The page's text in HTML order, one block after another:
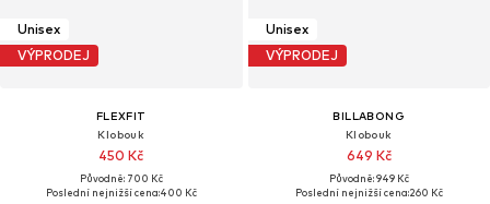
Unisex
VÝPRODEJ
FLEXFIT
Klobouk
450 Kč
Původně: 700 Kč
Poslední nejnižší cena:400 Kč
Unisex
VÝPRODEJ
BILLABONG
Klobouk
649 Kč
Původně: 949 Kč
Poslední nejnižší cena:260 Kč